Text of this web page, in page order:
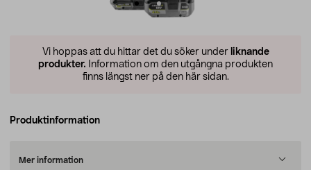
Vi hoppas att du hittar det du söker under liknande
produkter. Information om den utgångna produkten
finns längst ner på den här sidan.
Produktinformation
Mer information